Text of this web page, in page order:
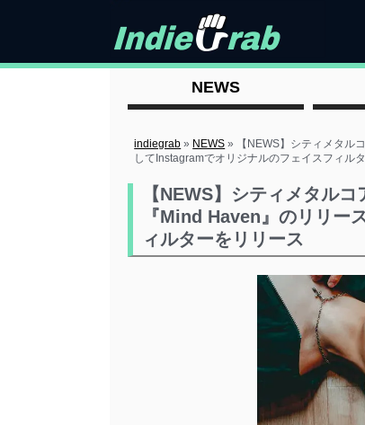
NEWS
indiegrab » NEWS »
【NEWS】シティメタ
してInstagramでオリジナルのフェイスフィル
【NEWS】シティメタル
『Mind Haven』のリリー
ィルターをリリース